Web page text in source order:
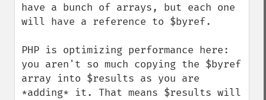
have a bunch of arrays, but each one
will have a reference to $byref.
PHP is optimizing performance here:
you aren't so much copying the $byref
array into $results as you are
*adding* it. That means $results will